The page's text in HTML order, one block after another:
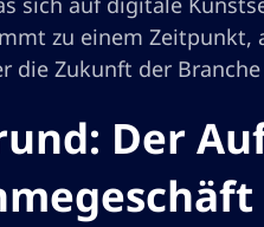
zu einem Zeitpunkt,
die Zukunft der
Der